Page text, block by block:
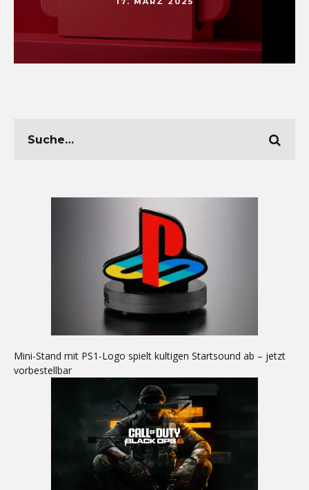
Mini-Stand mit PS1-Logo spielt kultigen Startsound ab – jetzt
vorbestellbar